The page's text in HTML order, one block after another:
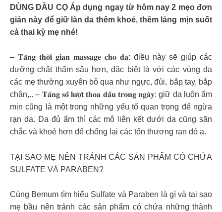
DÙNG DẦU CỌ Áp dụng ngay từ hôm nay 2 mẹo đơn
giản này để giữ làn da thêm khoẻ, thêm láng mịn suốt
cả thai kỳ mẹ nhé!
– 𝐓𝐚̆𝐧𝐠 𝐭𝐡𝐨̛̀𝐢 𝐠𝐢𝐚𝐧 𝐦𝐚𝐬𝐬𝐚𝐠𝐞 𝐜𝐡𝐨 𝐝𝐚: điều này sẽ giúp các
dưỡng chất thấm sâu hơn, đặc biệt là với các vùng da
các mẹ thường xuyên bỏ qua như ngực, đùi, bắp tay, bắp
chân,.. – 𝐓𝐚̆𝐧𝐠 𝐬𝐨̂́ 𝐥𝐮̛𝐨̛̣𝐭 𝐭𝐡𝐨𝐚 𝐝𝐚̂̀𝐮 𝐭𝐫𝐨𝐧𝐠 𝐧𝐠𝐚̀𝐲: giữ da luôn ẩm
mịn cũng là một trong những yếu tố quan trọng để ngừa
rạn da. Da đủ ẩm thì các mô liên kết dưới da cũng săn
chắc và khoẻ hơn để chống lại các tổn thương rạn đó ạ.
TẠI SAO MẸ NÊN TRÁNH CÁC SẢN PHẨM CÓ CHỨA
SULFATE VÀ PARABEN?
Cùng Bemum tìm hiểu Sulfate và Paraben là gì và tại sao
mẹ bầu nên tránh các sản phẩm có chứa những thành